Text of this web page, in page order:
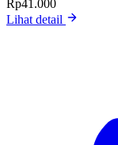
Rp41.000
Lihat detail